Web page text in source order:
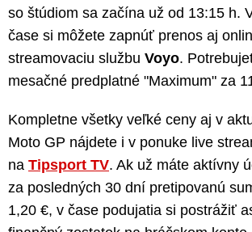
so štúdiom sa začína už od 13:15 h.
čase si môžete zapnúť prenos aj
streamovaciu službu Voyo.
mesačné predplatné "Maximum" za
Kompletne všetky veľké ceny aj v
Moto GP nájdete i v ponuke live
na Tipsport TV. Ak už máte aktívny
za posledných 30 dní pretipovanú
1,20 €, v čase podujatia si postrážiť